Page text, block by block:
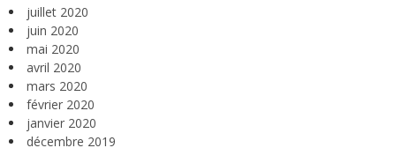
juillet 2020
juin 2020
mai 2020
avril 2020
mars 2020
février 2020
janvier 2020
décembre 2019